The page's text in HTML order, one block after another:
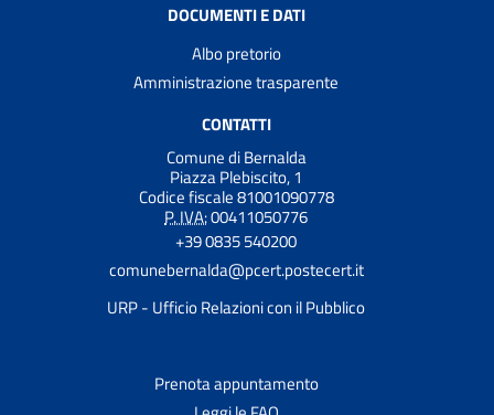
DOCUMENTI E DATI
Albo pretorio
Amministrazione trasparente
CONTATTI
Comune di Bernalda
Piazza Plebiscito, 1
Codice fiscale 81001090778
P. IVA:00411050776
+39 0835 540200
comunebernalda@pcert.postecert.it
URP - Ufficio Relazioni con il Pubblico
Prenota appuntamento